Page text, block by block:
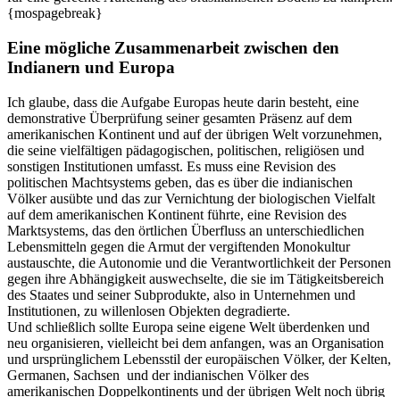
{mospagebreak}
Eine mögliche Zusammenarbeit zwischen den
Indianern und Europa
Ich glaube, dass die Aufgabe Europas heute darin besteht, eine
demonstrative Überprüfung seiner gesamten Präsenz auf dem
amerikanischen Kontinent und auf der übrigen Welt vorzunehmen,
die seine vielfältigen pädagogischen, politischen, religiösen und
sonstigen Institutionen umfasst. Es muss eine Revision des
politischen Machtsystems geben, das es über die indianischen
Völker ausübte und das zur Vernichtung der biologischen Vielfalt
auf dem amerikanischen Kontinent führte, eine Revision des
Marktsystems, das den örtlichen Überfluss an unterschiedlichen
Lebensmitteln gegen die Armut der vergiftenden Monokultur
austauschte, die Autonomie und die Verantwortlichkeit der Personen
gegen ihre Abhängigkeit auswechselte, die sie im Tätigkeitsbereich
des Staates und seiner Subprodukte, also in Unternehmen und
Institutionen, zu willenlosen Objekten degradierte.
Und schließlich sollte Europa seine eigene Welt überdenken und
neu organisieren, vielleicht bei dem anfangen, was an Organisation
und ursprünglichem Lebensstil der europäischen Völker, der Kelten,
Germanen, Sachsen und der indianischen Völker des
amerikanischen Doppelkontinents und der übrigen Welt noch übrig